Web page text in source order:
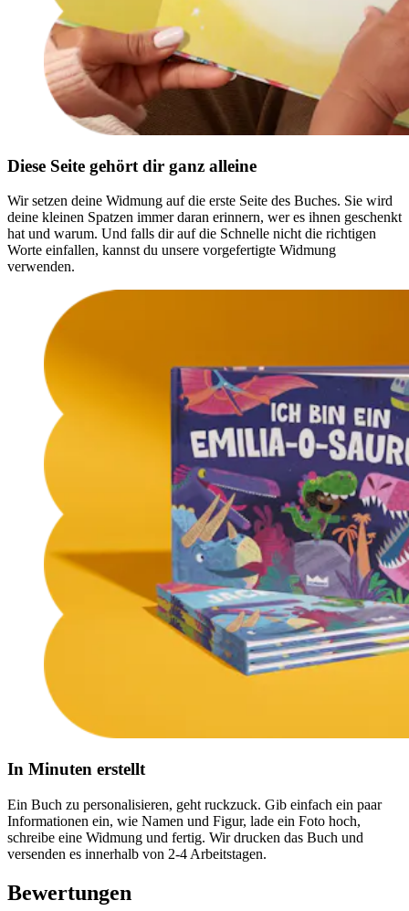
Diese Seite gehört dir ganz alleine
Wir setzen deine Widmung auf die erste Seite des Buches. Sie wird
deine kleinen Spatzen immer daran erinnern, wer es ihnen geschenkt
hat und warum. Und falls dir auf die Schnelle nicht die richtigen
Worte einfallen, kannst du unsere vorgefertigte Widmung
verwenden.
In Minuten erstellt
Ein Buch zu personalisieren, geht ruckzuck. Gib einfach ein paar
Informationen ein, wie Namen und Figur, lade ein Foto hoch,
schreibe eine Widmung und fertig. Wir drucken das Buch und
versenden es innerhalb von 2-4 Arbeitstagen.
Bewertungen